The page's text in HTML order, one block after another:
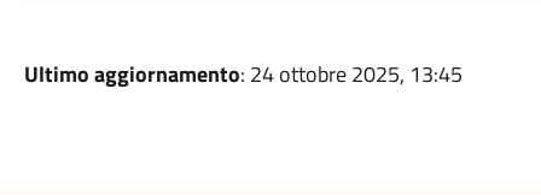
Ultimo aggiornamento: 24 ottobre 2025, 13:45